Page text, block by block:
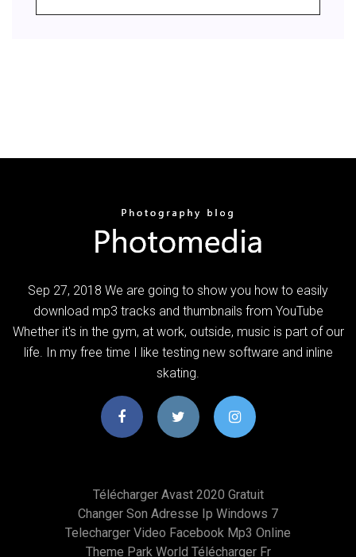
Sep 27, 2018 We are going to show you how to easily
download mp3 tracks and thumbnails from YouTube
Whether it's in the gym, at work, outside, music is part of our
life. In my free time I like testing new software and inline
skating.
Télécharger Avast 2020 Gratuit
Changer Son Adresse Ip Windows 7
Telecharger Video Facebook Mp3 Online
Theme Park World Télécharger Fr